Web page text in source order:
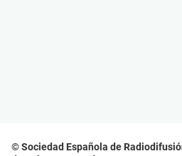
© Sociedad Española de